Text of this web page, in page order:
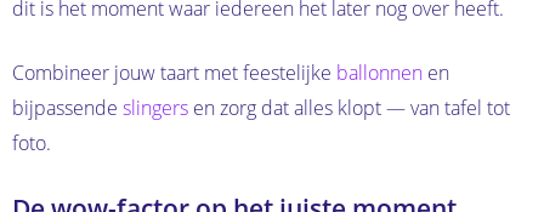
dit is het moment waar iedereen het later nog over heeft.
Combineer jouw taart met feestelijke ballonnen en
bijpassende slingers en zorg dat alles klopt — van tafel tot
foto.